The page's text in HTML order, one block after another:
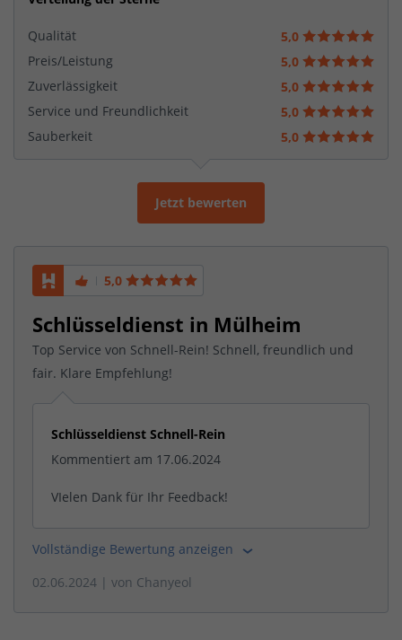
Qualität
5,0
Preis/Leistung
5,0
Zuverlässigkeit
5,0
Service und Freundlichkeit
5,0
Sauberkeit
5,0
Jetzt bewerten
5,0
Schlüsseldienst in Mülheim
Top Service von Schnell-Rein! Schnell, freundlich und
fair. Klare Empfehlung!
Schlüsseldienst Schnell-Rein
Kommentiert am 17.06.2024
VIelen Dank für Ihr Feedback!
Vollständige Bewertung anzeigen
02.06.2024 | von Chanyeol